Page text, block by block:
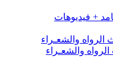
+ فيديوهات
الرواه والشعـراء